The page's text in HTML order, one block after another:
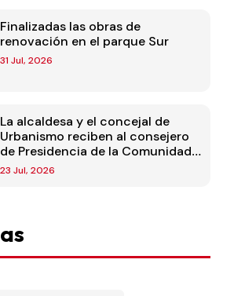
Finalizadas las obras de
renovación en el parque Sur
31 Jul, 2026
La alcaldesa y el concejal de
Urbanismo reciben al consejero
de Presidencia de la Comunidad
de Madrid
23 Jul, 2026